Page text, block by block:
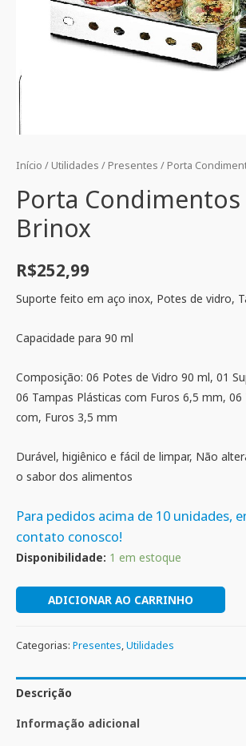
Início / Utilidades / Presentes / Porta
Porta Condimentos
Brinox
R$252,99
Suporte feito em aço inox, Potes de vidro,
Capacidade para 90 ml
Composição: 06 Potes de Vidro 90 ml, 01
06 Tampas Plásticas com Furos 6,5 mm, 06
com, Furos 3,5 mm
Durável, higiênico e fácil de limpar, Não
o sabor dos alimentos
Para pedidos acima de 10 unidades,
contato conosco!
Disponibilidade: 1 em estoque
ADICIONAR AO CARRINHO
Categorias: Presentes,Utilidades
Descrição
Informação adicional